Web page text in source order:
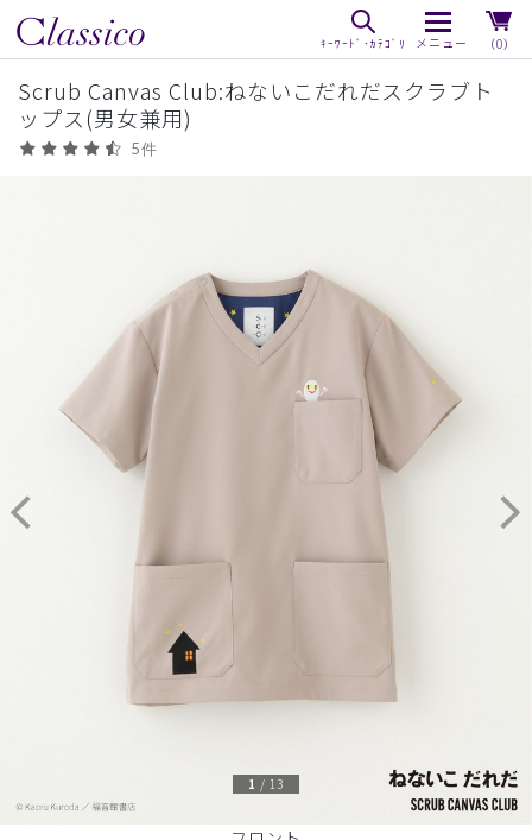
（0）
Scrub Canvas Club:ねないこだれだスクラブト
ップス(男女兼用)
5件
1 / 13